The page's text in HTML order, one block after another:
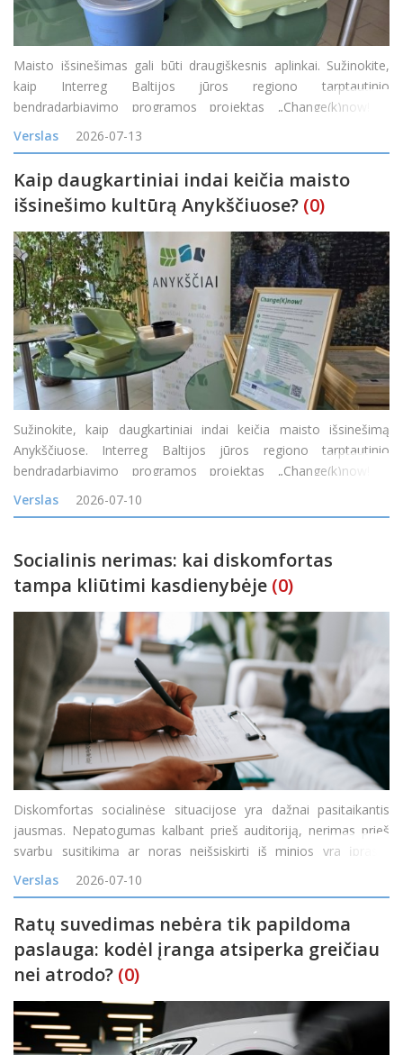
Maisto išsinešimas gali būti draugiškesnis aplinkai. Sužinokite,
kaip Interreg Baltijos jūros regiono tarptautinio
bendradarbiavimo programos projektas „Change(k)now! –
mąstysenos keitimas nuo vienkartinio naudojimo į žiedines arba
daugkartinio naudojimo maisto prist
Verslas 2026-07-13
Kaip daugkartiniai indai keičia maisto
išsinešimo kultūrą Anykščiuose? (0)
Sužinokite, kaip daugkartiniai indai keičia maisto išsinešimą
Anykščiuose. Interreg Baltijos jūros regiono tarptautinio
bendradarbiavimo programos projektas „Change(k)now! –
mąstysenos keitimas nuo vienkartinio naudojimo į žiedines arba
daugkartinio naudojimo maisto
Verslas 2026-07-10
Socialinis nerimas: kai diskomfortas
tampa kliūtimi kasdienybėje (0)
Diskomfortas socialinėse situacijose yra dažnai pasitaikantis
jausmas. Nepatogumas kalbant prieš auditoriją, nerimas prieš
svarbų susitikimą ar noras neišsiskirti iš minios yra įprasta
reakcija į tam tikras situacijas. Tačiau kai diskomfortas tampa
nuolatinis, o baimė &nd
Verslas 2026-07-10
Ratų suvedimas nebėra tik papildoma
paslauga: kodėl įranga atsiperka greičiau
nei atrodo? (0)